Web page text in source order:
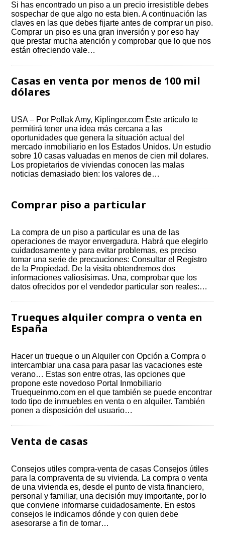
Si has encontrado un piso a un precio irresistible debes
sospechar de que algo no esta bien. A continuación las
claves en las que debes fijarte antes de comprar un piso.
Comprar un piso es una gran inversión y por eso hay
que prestar mucha atención y comprobar que lo que nos
están ofreciendo vale…
Casas en venta por menos de 100 mil
dólares
USA – Por Pollak Amy, Kiplinger.com Éste artículo te
permitirá tener una idea más cercana a las
oportunidades que genera la situación actual del
mercado inmobiliario en los Estados Unidos. Un estudio
sobre 10 casas valuadas en menos de cien mil dolares.
Los propietarios de viviendas conocen las malas
noticias demasiado bien: los valores de…
Comprar piso a particular
La compra de un piso a particular es una de las
operaciones de mayor envergadura. Habrá que elegirlo
cuidadosamente y para evitar problemas, es preciso
tomar una serie de precauciones: Consultar el Registro
de la Propiedad. De la visita obtendremos dos
informaciones valiosísimas. Una, comprobar que los
datos ofrecidos por el vendedor particular son reales:…
Trueques alquiler compra o venta en
España
Hacer un trueque o un Alquiler con Opción a Compra o
intercambiar una casa para pasar las vacaciones este
verano… Estas son entre otras, las opciones que
propone este novedoso Portal Inmobiliario
Truequeinmo.com en el que también se puede encontrar
todo tipo de inmuebles en venta o en alquiler. También
ponen a disposición del usuario…
Venta de casas
Consejos utiles compra-venta de casas Consejos útiles
para la compraventa de su vivienda. La compra o venta
de una vivienda es, desde el punto de vista financiero,
personal y familiar, una decisión muy importante, por lo
que conviene informarse cuidadosamente. En estos
consejos le indicamos dónde y con quien debe
asesorarse a fin de tomar…